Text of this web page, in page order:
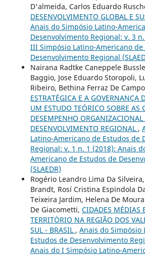
D'almeida, Carlos Eduardo
DESENVOLVIMENTO GLOBAL E
Anais do Simpósio Latino-
Desenvolvimento Regional: v. 3
III Simpósio Latino-Americano de
Desenvolvimento Regional
Nairana Radtke Caneppele
Baggio, Jose Eduardo Storopoli,
Ribeiro, Bethina Ferraz De
ESTRATÉGICA E A GOVERNANÇA
UM ESTUDO TEÓRICO SOBRE AS
DESEMPENHO ORGANIZACIONAL
DESENVOLVIMENTO REGIONAL ,
Latino-Americano de Estudos de
Regional: v. 1 n. 1 (2018): Anais
Americano de Estudos de
(SLAEDR)
Rogério Leandro Lima Da
Brandt, Rosí Cristina Espindola
Teixeira Jardim, Helena De
De Giacometti, CIDADES MÉDIAS
TERRITÓRIO NA REGIÃO DOS
SUL - BRASIL , Anais do Simpósio
Estudos de Desenvolvimento
Anais do I Simpósio Latino-